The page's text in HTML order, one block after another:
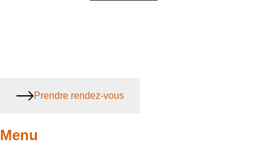
Prendre rendez-vous
Menu